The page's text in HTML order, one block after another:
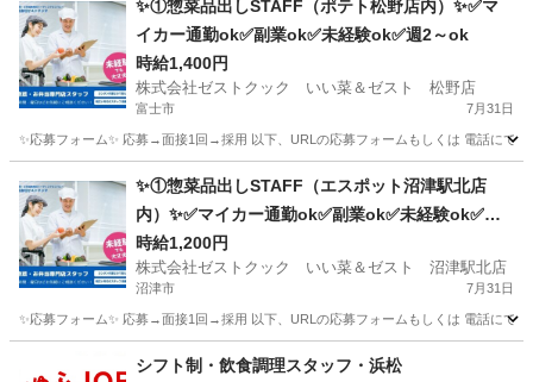
✨①惣菜品出しSTAFF（ポテト松野店内）✨✅マ
イカー通勤ok✅副業ok✅未経験ok✅週2～ok
時給1,400円
株式会社ゼストクック いい菜＆ゼスト 松野店
富士市 7月31日
✨応募フォーム✨ 応募→面接1回→採用 以下、URLの応募フォームもしくは 電話にて
キッチン ポテト
✨①惣菜品出しSTAFF（エスポット沼津駅北店
内）✨✅マイカー通勤ok✅副業ok✅未経験ok✅扶
養内ok✅週2～ok
時給1,200円
株式会社ゼストクック いい菜＆ゼスト 沼津駅北店
沼津市 7月31日
✨応募フォーム✨ 応募→面接1回→採用 以下、URLの応募フォームもしくは 電話にて
キッチン スタッフ
シフト制・飲食調理スタッフ・浜松